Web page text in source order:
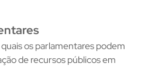
os parlamentares podem
de recursos públicos em